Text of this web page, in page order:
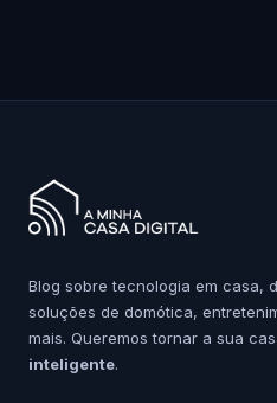
Blog sobre tecnologia em casa,
soluções de domótica,
mais. Queremos tornar a sua
inteligente.